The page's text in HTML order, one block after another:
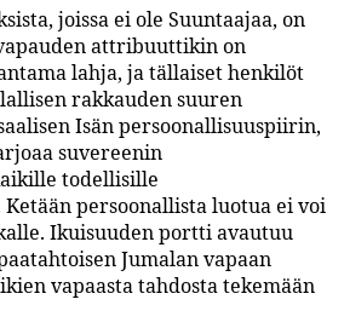
joissa ei ole Suuntaajaa, on
attribuuttikin on
lahja, ja tällaiset henkilöt
rakkauden suuren
Isän persoonallisuuspiirin,
suvereenin
todellisille
persoonallista luotua ei voi
Ikuisuuden portti avautuu
Jumalan vapaan
vapaasta tahdosta tekemään